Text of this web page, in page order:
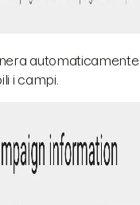
automaticamente
i campi.